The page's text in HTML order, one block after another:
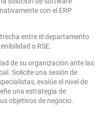
con el ERP
entre el departamento
o RSE.
de su organización ante las
Solicite una sesión de
evalúe el nivel de
una estrategia de
objetivos de negocio.